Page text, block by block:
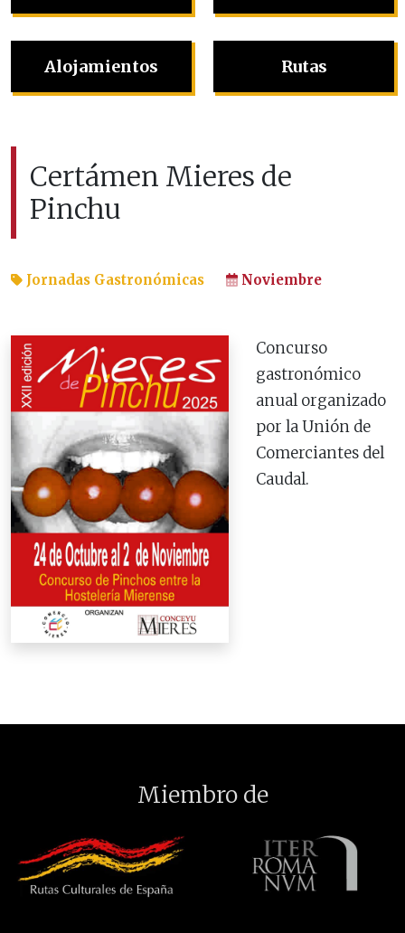
Alojamientos Rutas
Certámen Mieres de
Pinchu
Jornadas Gastronómicas Noviembre
Concurso
gastronómico
anual organizado
por laUnión de
Comerciantes del
Caudal.
Miembro de